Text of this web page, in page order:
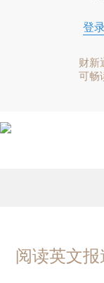
登
财新
可畅
阅读英文报